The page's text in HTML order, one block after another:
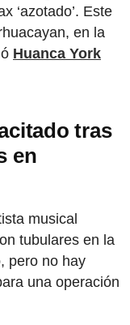
‘azotado’. Este
en la
Huanca York
tras
en
musical
tubulares en la
pero no hay
una operación